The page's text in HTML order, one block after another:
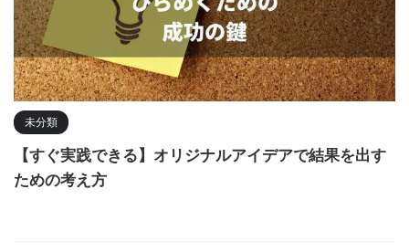
未分類
【すぐ実践できる】オリジナルアイデアで結果を出す
ための考え方